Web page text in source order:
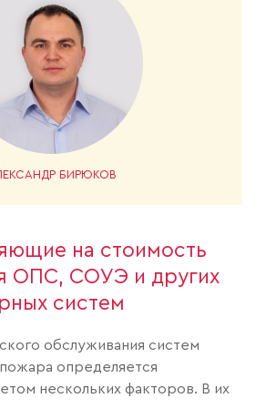
БИРЮКОВ
на стоимость
ОПС, СОУЭ и других
систем
обслуживания систем
определяется
нескольких факторов. В их